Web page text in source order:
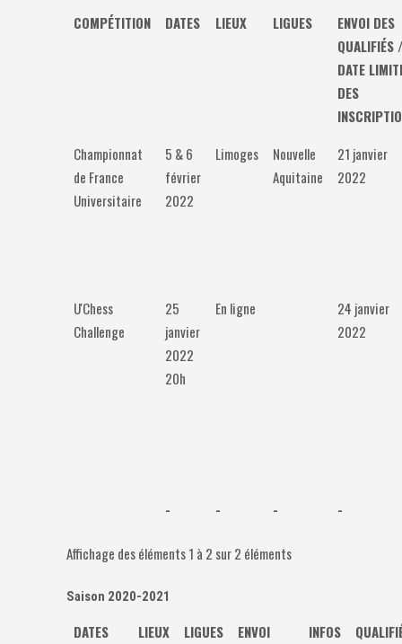
COMPÉTITION DATES LIEUX LIGUES
ENVOI DES
QUALIFIÉS /
DATE
DES
Championnat
de France
Universitaire
5 & 6
février
2022
Limoges
Nouvelle
Aquitaine
21 janvier
2022
U'Chess
Challenge
25
janvier
2022
20h
En ligne
24 janvier
2022
- - - -
Affichage des éléments 1 à 2 sur 2 éléments
Saison 2020-2021
DATES LIEUX LIGUES
ENVOI
INFOS